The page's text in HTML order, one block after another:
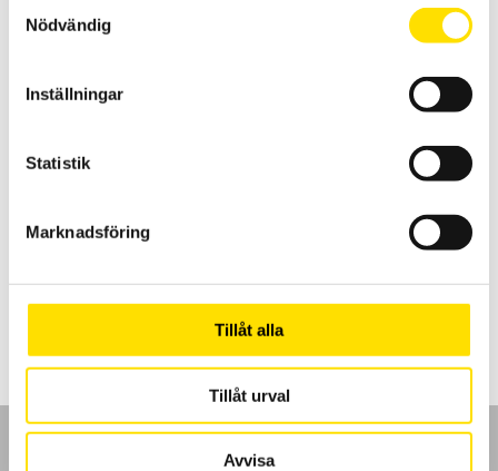
Nödvändig
Inställningar
Statistik
Marknadsföring
Tillåt alla
Tillåt urval
Avvisa
Prober för Metrix oscilloskopserie Scopix I-IV finns här.
Prisintervall:
690.00 kr
till
3,990.00 kr